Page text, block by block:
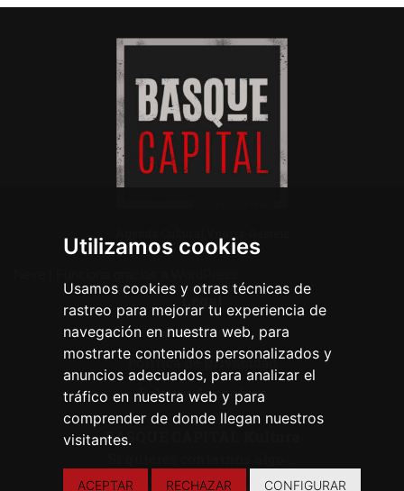
Utilizamos cookies
Usamos cookies y otras técnicas de
rastreo para mejorar tu experiencia de
navegación en nuestra web, para
mostrarte contenidos personalizados y
anuncios adecuados, para analizar el
tráfico en nuestra web y para
comprender de donde llegan nuestros
visitantes.
ACEPTAR RECHAZAR CONFIGURAR
Agenda Cultural Vitoria-Gasteiz
Legal
Aviso legal
Política de privacidad
Política de cookies
BASQUE CAPITAL Kultura